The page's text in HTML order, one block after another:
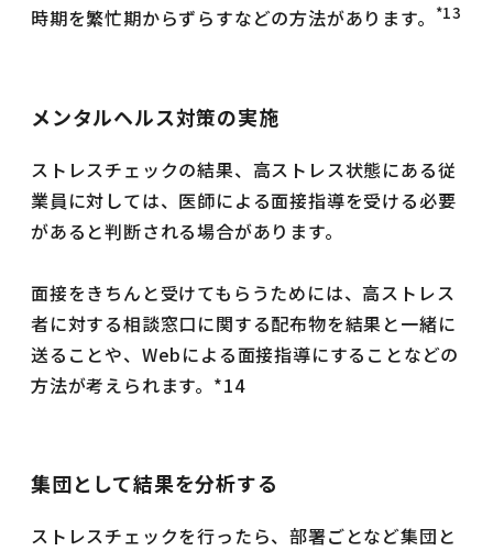
時期を繁忙期からずらすなどの方法があります。
*13
メンタルヘルス対策の実施
ストレスチェックの結果、高ストレス状態にある従
業員に対しては、医師による面接指導を受ける必要
があると判断される場合があります。
面接をきちんと受けてもらうためには、高ストレス
者に対する相談窓口に関する配布物を結果と一緒に
送ることや、Webによる面接指導にすることなどの
方法が考えられます。*14
集団として結果を分析する
ストレスチェックを行ったら、部署ごとなど集団と